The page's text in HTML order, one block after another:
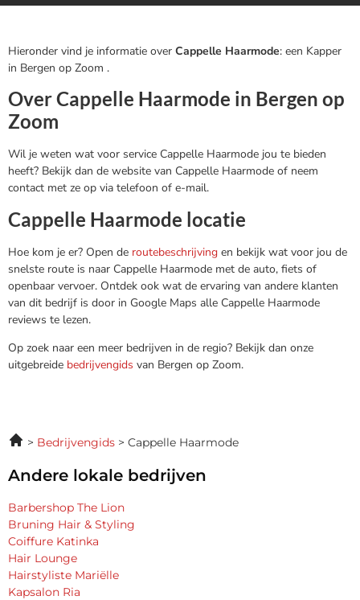
Hieronder vind je informatie over Cappelle Haarmode: een Kapper
in Bergen op Zoom .
Over Cappelle Haarmode in Bergen op
Zoom
Wil je weten wat voor service Cappelle Haarmode jou te bieden
heeft? Bekijk dan de website van Cappelle Haarmode of neem
contact met ze op via telefoon of e-mail.
Cappelle Haarmode locatie
Hoe kom je er? Open de routebeschrijving en bekijk wat voor jou de
snelste route is naar Cappelle Haarmode met de auto, fiets of
openbaar vervoer. Ontdek ook wat de ervaring van andere klanten
van dit bedrijf is door in Google Maps alle Cappelle Haarmode
reviews te lezen.
Op zoek naar een meer bedrijven in de regio? Bekijk dan onze
uitgebreide bedrijvengids van Bergen op Zoom.
Bedrijvengids Cappelle Haarmode
Andere lokale bedrijven
Barbershop The Lion
Bruning Hair & Styling
Coiffure Katinka
Hair Lounge
Hairstyliste Mariëlle
Kapsalon Ria